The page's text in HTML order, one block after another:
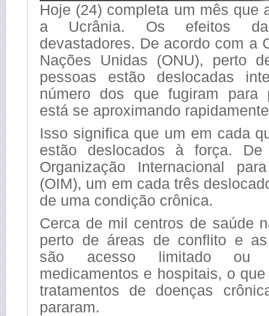
Hoje (24) completa um mês que
a Ucrânia. Os efeitos
devastadores. De acordo com a
Nações Unidas (ONU), perto
pessoas estão deslocadas
número dos que fugiram para
está se aproximando
Isso significa que um em cada
estão deslocados à força.
Organização Internacional
(OIM), um em cada três
de uma condição crônica.
Cerca de mil centros de saúde
perto de áreas de conflito e as
são acesso limitado ou
medicamentos e hospitais, o
tratamentos de doenças
pararam.